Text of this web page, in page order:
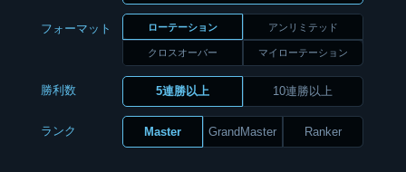
フォーマット ローテーション アンリミテッド
クロスオーバー マイローテーション
勝利数 5連勝以上 10連勝以上
ランク Master GrandMaster Ranker